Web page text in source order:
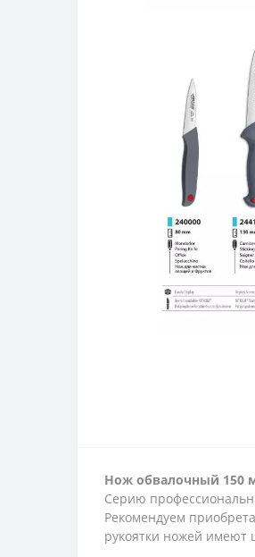
Нож обвалочный 150
Серию
Рекомендуем
рукоятки ножей имеют